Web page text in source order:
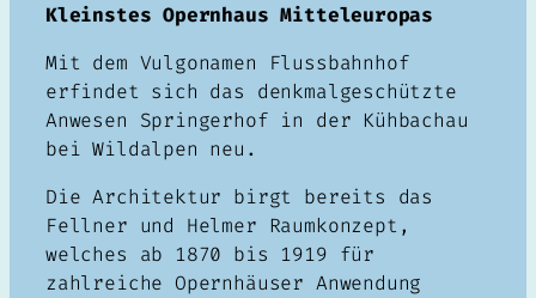
Kleinstes Opernhaus Mitteleuropas
Mit dem Vulgonamen Flussbahnhof
erfindet sich das denkmalgeschützte
Anwesen Springerhof in der Kühbachau
bei Wildalpen neu.
Die Architektur birgt bereits das
Fellner und Helmer Raumkonzept,
welches ab 1870 bis 1919 für
zahlreiche Opernhäuser Anwendung